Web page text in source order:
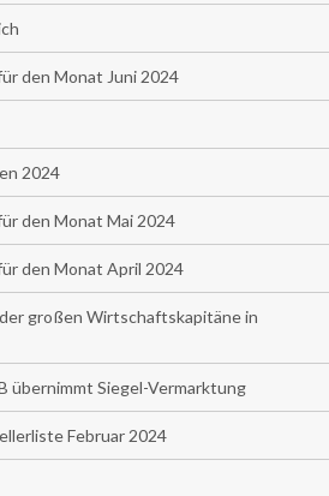
den Monat Juni 2024
2024
den Monat Mai 2024
den Monat April 2024
großen Wirtschaftskapitäne in
übernimmt Siegel-Vermarktung
Februar 2024